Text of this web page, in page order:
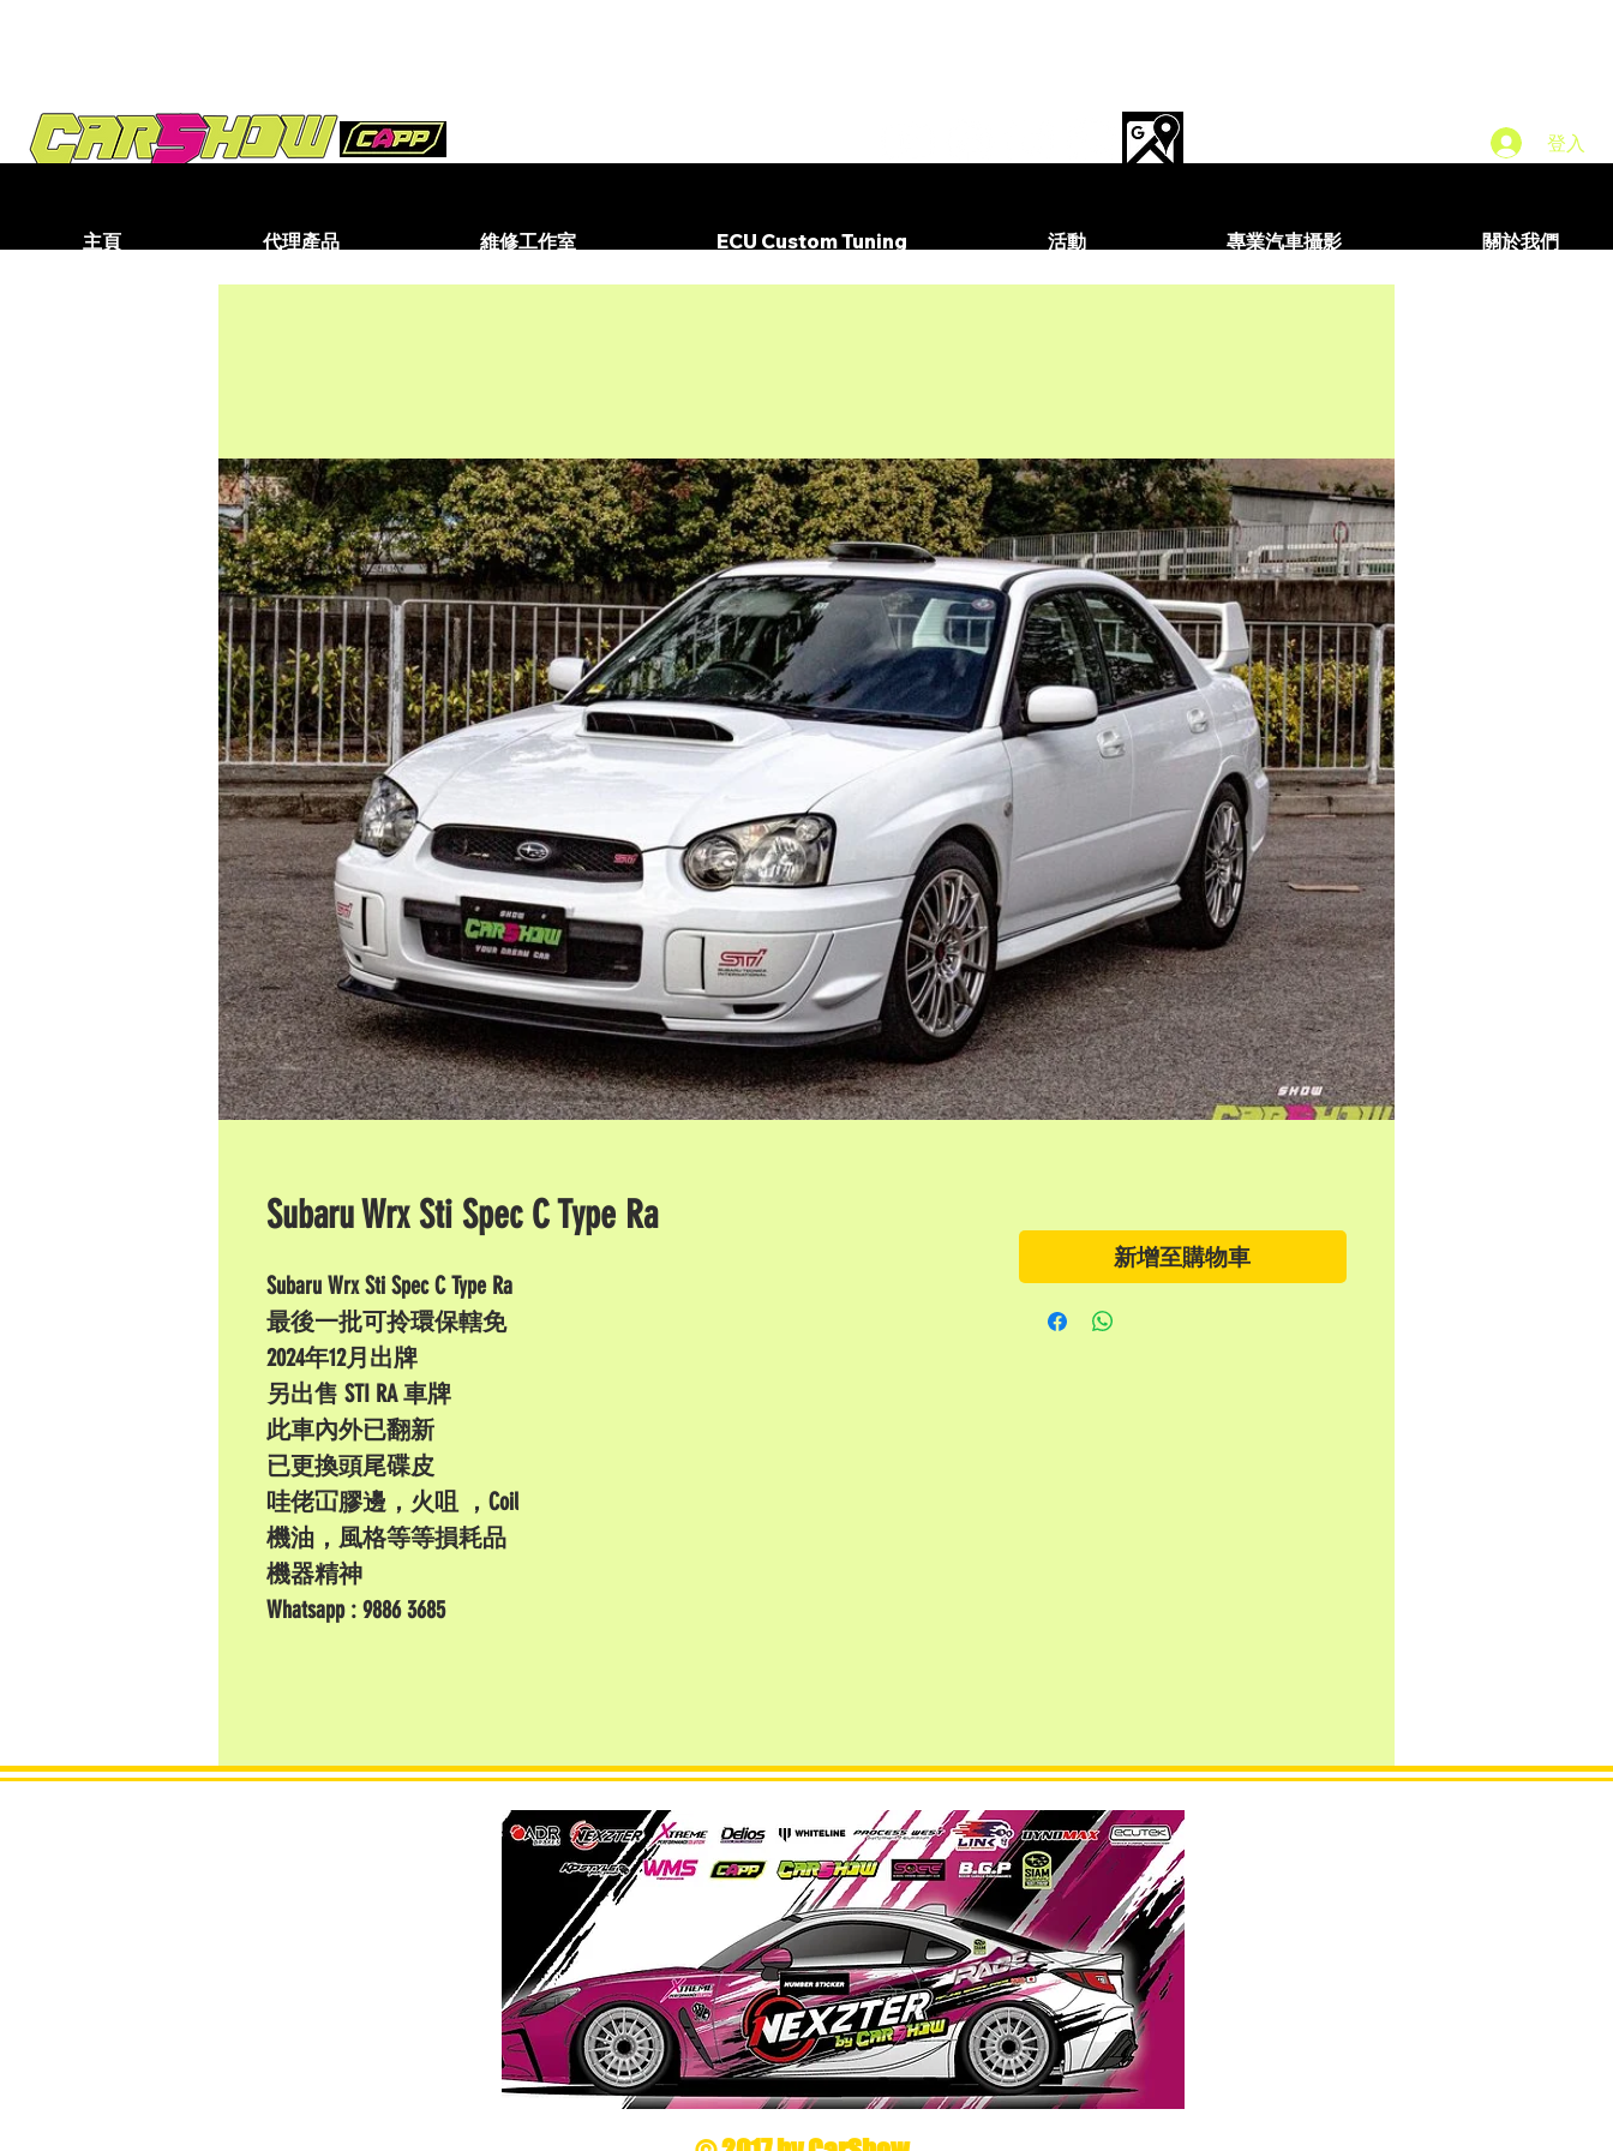
登入
主頁 代理產品 維修工作室 ECU Custom Tuning 活動 專業汽車攝影 關於我們
Subaru Wrx Sti Spec C Type Ra
Subaru Wrx Sti Spec C Type Ra
最後一批可拎環保轄免
2024年12月出牌
另出售 STI RA 車牌
此車內外已翻新
已更換頭尾碟皮
哇佬冚膠邊，火咀 ，Coil
機油，風格等等損耗品
機器精神
Whatsapp : 9886 3685
新增至購物車